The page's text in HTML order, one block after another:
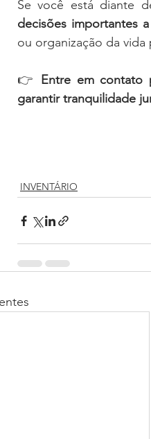
decisões importantes
ou organização da vida
👉 Entre em contato
garantir tranquilidade
INVENTÁRIO